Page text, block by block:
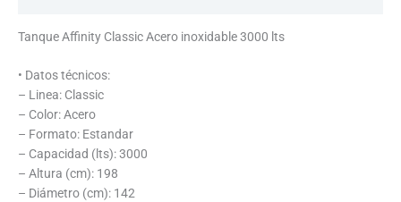
Tanque Affinity Classic Acero inoxidable 3000 lts
• Datos técnicos:
– Linea: Classic
– Color: Acero
– Formato: Estandar
– Capacidad (lts): 3000
– Altura (cm): 198
– Diámetro (cm): 142